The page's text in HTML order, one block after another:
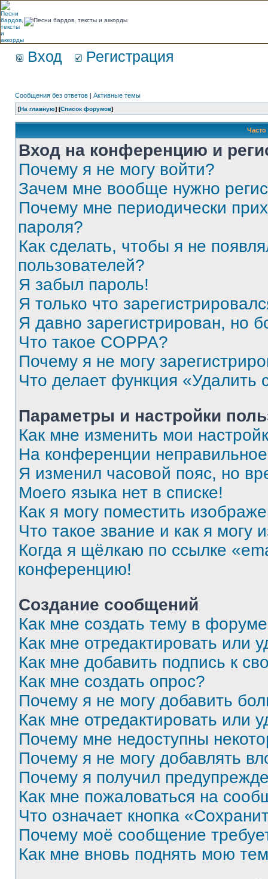
Вход Регистрация
Сообщения без ответов | Активные темы
[На главную] [Список форумов]
Вход на конференцию и
Почему я не могу войти?
Зачем мне вообще нужно
Почему мне периодически
пароля?
Как сделать, чтобы я не
пользователей?
Я забыл пароль!
Я только что
Я давно зарегистрирован, но
Что такое COPPA?
Почему я не могу
Что делает функция «Удалить
Параметры и настройки
Как мне изменить мои
На конференции
Я изменил часовой пояс, но
Моего языка нет в списке!
Как я могу поместить
Что такое звание и как я могу
Когда я щёлкаю по ссылке
конференцию!
Создание сообщений
Как мне создать тему в
Как мне отредактировать или
Как мне добавить подпись к
Как мне создать опрос?
Почему я не могу добавить
Как мне отредактировать или
Почему мне недоступны
Почему я не могу добавлять
Почему я получил
Как мне пожаловаться на
Что означает кнопка
Почему моё сообщение
Как мне вновь поднять мою